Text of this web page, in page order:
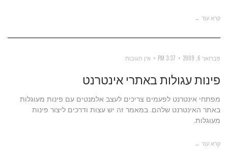
קרא עוד ←
פברואר 6, 2009 3:37 PM אין תגובות
פינות עגולות באתרי אינטרנט
מפתחי אינטרנט לפעמים צריכים לעצב אלמנטים עם פינות מעוגלות
באתר האינטרנט שלהם. במאמר זה יש עצות ודרכים ליצור פינות
מעוגלות.
קרא עוד ←